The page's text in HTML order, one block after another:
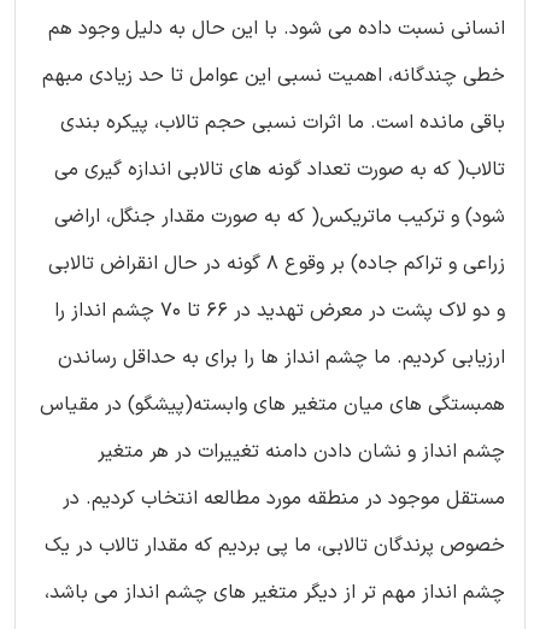
انسانی نسبت داده می شود. با این حال به دلیل وجود هم
خطی چندگانه، اهمیت نسبی این عوامل تا حد زیادی مبهم
باقی مانده است. ما اثرات نسبی حجم تالاب، پیکره بندی
تالاب( که به صورت تعداد گونه های تالابی اندازه گیری می
شود) و ترکیب ماتریکس( که به صورت مقدار جنگل، اراضی
زراعی و تراکم جاده) بر وقوع 8 گونه در حال انقراض تالابی
و دو لاک پشت در معرض تهدید در 66 تا 70 چشم انداز را
ارزیابی کردیم. ما چشم انداز ها را برای به حداقل رساندن
همبستگی های میان متغیر های وابسته(پیشگو) در مقیاس
چشم انداز و نشان دادن دامنه تغییرات در هر متغیر
مستقل موجود در منطقه مورد مطالعه انتخاب کردیم. در
خصوص پرندگان تالابی، ما پی بردیم که مقدار تالاب در یک
چشم انداز مهم تر از دیگر متغیر های چشم انداز می باشد،